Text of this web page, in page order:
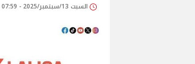
السبت 13/سبتمبر/2025 - 07:59 ص